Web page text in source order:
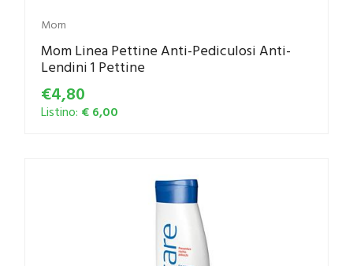
Mom
Mom Linea Pettine Anti-Pediculosi Anti-
Lendini 1 Pettine
€4,80
Listino: € 6,00